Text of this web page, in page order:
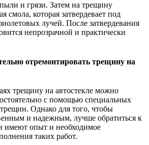
и грязи. Затем на трещину
смола, которая затвердевает под
лучей. После затвердевания
непрозрачной и практически
отремонтировать трещину на
трещину на автостекле можно
с помощью специальных
Однако для того, чтобы
и надежным, лучше обратиться к
имеют опыт и необходимое
таких работ.